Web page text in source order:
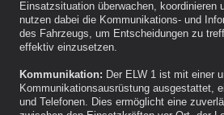
Einsatzsituation überwachen, koordinieren
nutzen dabei die Kommunikations- und
des Fahrzeugs, um Entscheidungen zu
effektiv einzusetzen.
Kommunikation: Der ELW 1 ist mit einer
Kommunikationsausrüstung ausgestattet,
und Telefonen. Dies ermöglicht eine